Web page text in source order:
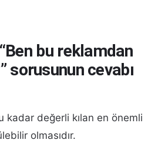
bu reklamdan
sorusunun cevabı
kadar değerli kılan en önemli
olmasıdır.